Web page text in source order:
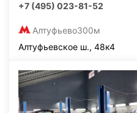
+7 (495) 023-81-52
Алтуфьево300м
Алтуфьевское ш., 48к4